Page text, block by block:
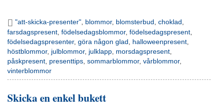
"att-skicka-presenter", blommor, blomsterbud ,choklad ,
farsdagspresent ,födelsedagsblommor,födelsedagspresent
födelsedagspresenter,göra någon glad halloweenpresent
höstblommor, julblommor, julklapp morsdagspresent
påskpresent presenttips ,sommarblommor,vårblommor,
vinterblommor
Skicka en enkel bukett